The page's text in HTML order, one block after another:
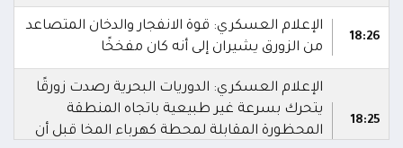
18:26
الإعلام العسكري: قوة الانفجار والدخان المتصاعد
من الزورق يشيران إلى أنه كان مفخخًا
18:25
الإعلام العسكري: الدوريات البحرية رصدت زورقًا
يتحرك بسرعة غير طبيعية باتجاه المنطقة
المحظورة المقابلة لمحطة كهرباء المخا قبل أن